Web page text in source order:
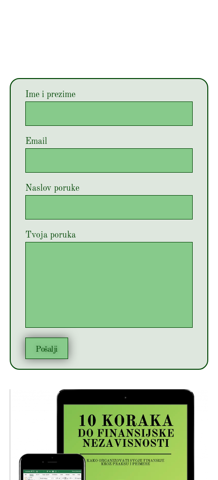
Ime i prezime
Email
Naslov poruke
Tvoja poruka